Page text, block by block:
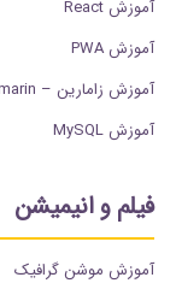
آموزش React
آموزش PWA
آموزش زامارین – Xamarin
آموزش MySQL
فیلم و انیمیشن
آموزش موشن گرافیک